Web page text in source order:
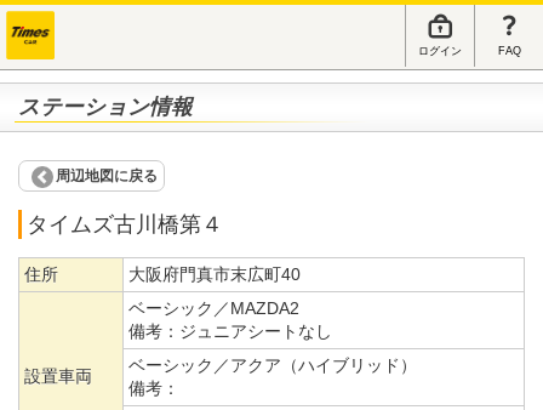
ログイン FAQ
ステーション情報
周辺地図に戻る
タイムズ古川橋第４
住所 大阪府門真市末広町40
設置車両
ベーシック／MAZDA2
備考： ジュニアシートなし
ベーシック／アクア（ハイブリッド）
備考：